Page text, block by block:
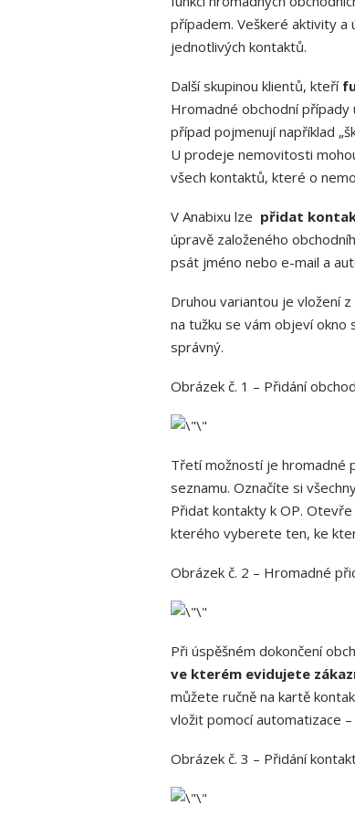
případem. Veškeré aktivity a
jednotlivých kontaktů.
Další skupinou klientů, kteří
Hromadné obchodní
případ pojmenují například
U prodeje nemovitosti
všech kontaktů, které o
V Anabixu lze přidat
úpravě založeného
psát jméno nebo e-mail a
Druhou variantou je vložení
na tužku se vám objeví okno
správný.
Obrázek č. 1 – Přidání
Třetí možností je hromadné
seznamu. Označíte si
Přidat kontakty k OP.
kterého vyberete ten, ke
Obrázek č. 2 – Hromadné
Při úspěšném dokončení
ve kterém evidujete
můžete ručně na kartě
vložit pomocí automatizace
Obrázek č. 3 – Přidání